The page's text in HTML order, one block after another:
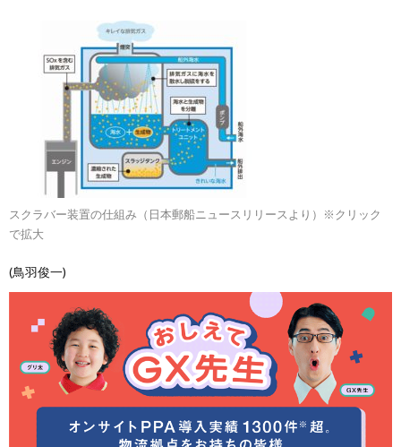
スクラバー装置の仕組み（日本郵船ニュースリリースより）※クリック
で拡大
(鳥羽俊一)